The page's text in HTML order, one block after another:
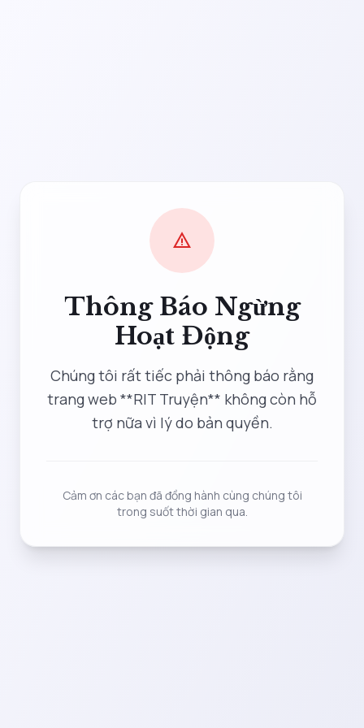
warning
Thông Báo Ngừng
Hoạt Động
Chúng tôi rất tiếc phải thông báo rằng
trang web **RIT Truyện** không còn hỗ
trợ nữa vì lý do bản quyền.
Cảm ơn các bạn đã đồng hành cùng chúng tôi
trong suốt thời gian qua.